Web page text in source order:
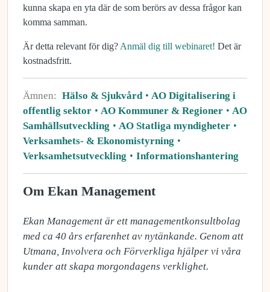
kunna skapa en yta där de som berörs av dessa frågor kan
komma samman.
Är detta relevant för dig? Anmäl dig till webinaret! Det är
kostnadsfritt.
Ämnen: Hälso & Sjukvård
AO Digitalisering i
offentlig sektor
AO Kommuner & Regioner
AO
Samhällsutveckling
AO Statliga myndigheter
Verksamhets- & Ekonomistyrning
Verksamhetsutveckling
Informationshantering
Om Ekan Management
Ekan Management är ett managementkonsultbolag
med ca 40 års erfarenhet av nytänkande. Genom att
Utmana, Involvera och Förverkliga hjälper vi våra
kunder att skapa morgondagens verklighet.